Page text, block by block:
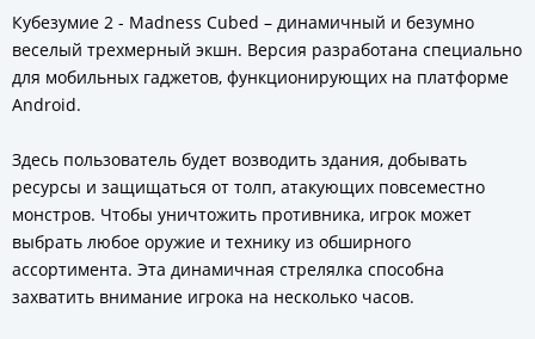
Кубезумие 2 - Madness Cubed – динамичный и безумно
веселый трехмерный экшн. Версия разработана специально
для мобильных гаджетов, функционирующих на платформе
Android.
Здесь пользователь будет возводить здания, добывать
ресурсы и защищаться от толп, атакующих повсеместно
монстров. Чтобы уничтожить противника, игрок может
выбрать любое оружие и технику из обширного
ассортимента. Эта динамичная стрелялка способна
захватить внимание игрока на несколько часов.